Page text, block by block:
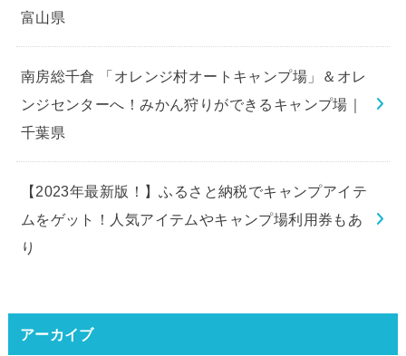
富山県
南房総千倉 「オレンジ村オートキャンプ場」＆オレ
ンジセンターへ！みかん狩りができるキャンプ場｜
千葉県
【2023年最新版！】ふるさと納税でキャンプアイテ
ムをゲット！人気アイテムやキャンプ場利用券もあ
り
アーカイブ